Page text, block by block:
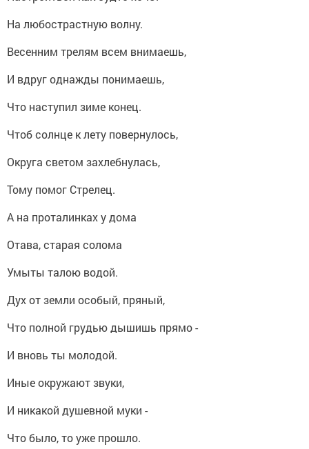
На любострастную волну.
Весенним трелям всем внимаешь,
И вдруг однажды понимаешь,
Что наступил зиме конец.
Чтоб солнце к лету повернулось,
Округа светом захлебнулась,
Тому помог Стрелец.
А на проталинках у дома
Отава, старая солома
Умыты талою водой.
Дух от земли особый, пряный,
Что полной грудью дышишь прямо -
И вновь ты молодой.
Иные окружают звуки,
И никакой душевной муки -
Что было, то уже прошло.